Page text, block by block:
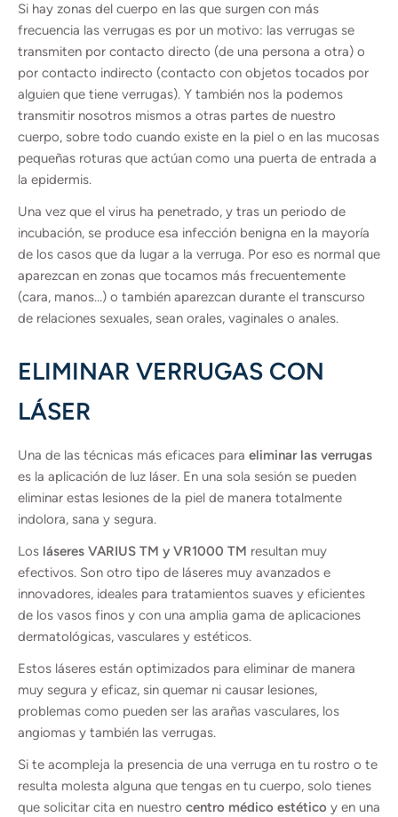
Si hay zonas del cuerpo en las que surgen con más
frecuencia las verrugas es por un motivo: las verrugas se
transmiten por contacto directo (de una persona a otra) o
por contacto indirecto (contacto con objetos tocados por
alguien que tiene verrugas). Y también nos la podemos
transmitir nosotros mismos a otras partes de nuestro
cuerpo, sobre todo cuando existe en la piel o en las mucosas
pequeñas roturas que actúan como una puerta de entrada a
la epidermis.
Una vez que el virus ha penetrado, y tras un periodo de
incubación, se produce esa infección benigna en la mayoría
de los casos que da lugar a la verruga. Por eso es normal que
aparezcan en zonas que tocamos más frecuentemente
(cara, manos…) o también aparezcan durante el transcurso
de relaciones sexuales, sean orales, vaginales o anales.
ELIMINAR VERRUGAS CON
LÁSER
Una de las técnicas más eficaces para eliminar las verrugas
es la aplicación de luz láser. En una sola sesión se pueden
eliminar estas lesiones de la piel de manera totalmente
indolora, sana y segura.
Los láseres VARIUS TM y VR1000 TM resultan muy
efectivos. Son otro tipo de láseres muy avanzados e
innovadores, ideales para tratamientos suaves y eficientes
de los vasos finos y con una amplia gama de aplicaciones
dermatológicas, vasculares y estéticos.
Estos láseres están optimizados para eliminar de manera
muy segura y eficaz, sin quemar ni causar lesiones,
problemas como pueden ser las arañas vasculares, los
angiomas y también las verrugas.
Si te acompleja la presencia de una verruga en tu rostro o te
resulta molesta alguna que tengas en tu cuerpo, solo tienes
que solicitar cita en nuestro centro médico estético y en una